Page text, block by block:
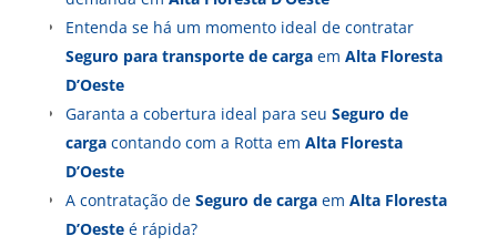
Entenda se há um momento ideal de contratar
Seguro para transporte de cargaem Alta Floresta
D’Oeste
Garanta a cobertura ideal para seu Seguro de
cargacontando com a Rotta em Alta Floresta
D’Oeste
A contratação de Seguro de cargaem Alta Floresta
D’Oesteé rápida?